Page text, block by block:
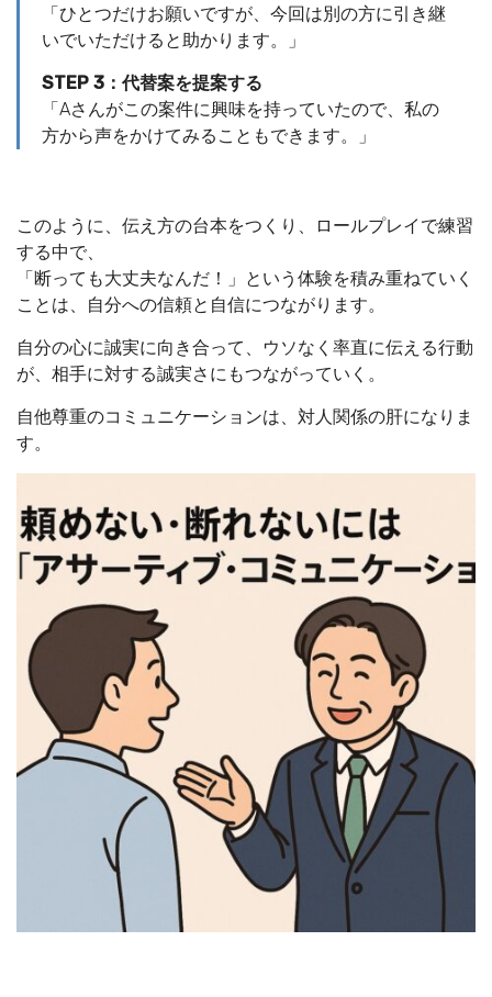
「ひとつだけお願いですが、今回は別の方に引き継
いでいただけると助かります。」
STEP 3：代替案を提案する
「Aさんがこの案件に興味を持っていたので、私の
方から声をかけてみることもできます。」
このように、伝え方の台本をつくり、ロールプレイで練習
する中で、
「断っても大丈夫なんだ！」という体験を積み重ねていく
ことは、自分への信頼と自信につながります。
自分の心に誠実に向き合って、ウソなく率直に伝える行動
が、相手に対する誠実さにもつながっていく。
自他尊重のコミュニケーションは、対人関係の肝になりま
す。